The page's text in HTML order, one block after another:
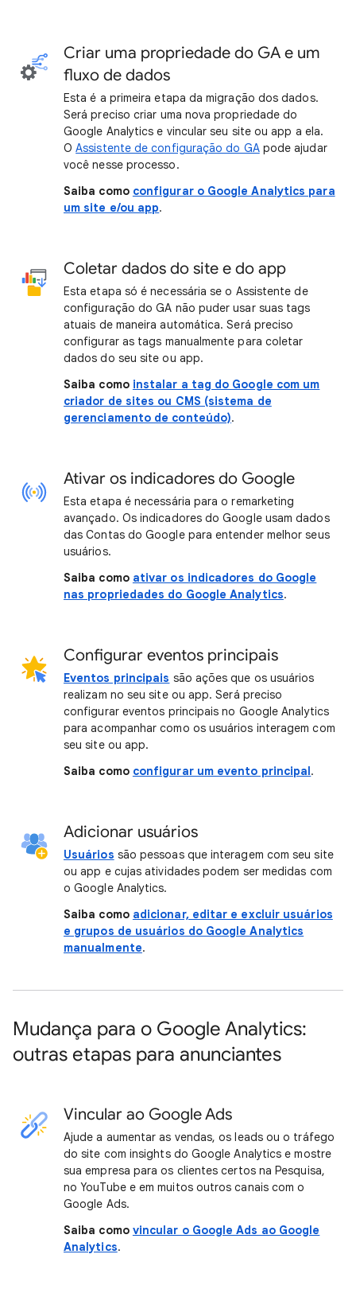
Criar uma propriedade do GA e um
fluxo de dados
Esta é a primeira etapa da migração dos dados.
Será preciso criar uma nova propriedade do
Google Analytics e vincular seu site ou app a ela.
OAssistente de configuração do GApode ajudar
você nesse processo.
Saiba como configurar o Google Analytics para
um site e/ou app.
Coletar dados do site e do app
Esta etapa só é necessária se o Assistente de
configuração do GA não puder usar suas tags
atuais de maneira automática. Será preciso
configurar as tags manualmente para coletar
dados do seu site ou app.
Saiba como instalar a tag do Google com um
criador de sites ou CMS (sistema de
gerenciamento de conteúdo).
Ativar os indicadores do Google
Esta etapa é necessária para o remarketing
avançado. Os indicadores do Google usam dados
das Contas do Google para entender melhor seus
usuários.
Saiba como ativar os indicadores do Google
nas propriedades do Google Analytics.
Configurar eventos principais
Eventos principais são ações que os usuários
realizam no seu site ou app. Será preciso
configurar eventos principais no Google Analytics
para acompanhar como os usuários interagem com
seu site ou app.
Saiba como configurar um evento principal.
Adicionar usuários
Usuários são pessoas que interagem com seu site
ou app e cujas atividades podem ser medidas com
o Google Analytics.
Saiba como adicionar, editar e excluir usuários
e grupos de usuários do Google Analytics
manualmente.
Mudança para o Google Analytics:
outras etapas para anunciantes
Vincular ao Google Ads
Ajude a aumentar as vendas, os leads ou o tráfego
do site com insights do Google Analytics e mostre
sua empresa para os clientes certos na Pesquisa,
no YouTube e em muitos outros canais com o
Google Ads.
Saiba como vincular o Google Ads ao Google
Analytics.